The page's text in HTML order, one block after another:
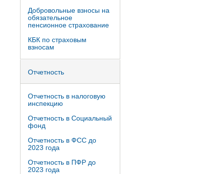
Добровольные взносы на
обязательное
пенсионное страхование
КБК по страховым
взносам
Отчетность
Отчетность в налоговую
инспекцию
Отчетность в Социальный
фонд
Отчетность в ФСС до
2023 года
Отчетность в ПФР до
2023 года